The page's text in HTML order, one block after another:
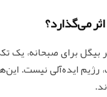
می‌گذارد؟
بیگل برای صبحانه، یک
ایده‌آلی نیست.